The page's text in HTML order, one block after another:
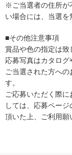
※ご当選者の住所が
い場合には、当選を
■その他注意事項
賞品や色の指定は致
応募写真はカタログ
ご当選された方へ
す。
ご応募いただく際
しては、応募ペー
頂いた上、ご利用願